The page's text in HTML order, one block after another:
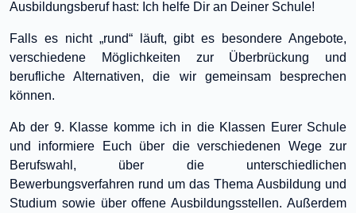
Ausbildungsberuf hast: Ich helfe Dir an Deiner Schule!
Falls es nicht „rund“ läuft, gibt es besondere Angebote,
verschiedene Möglichkeiten zur Überbrückung und
berufliche Alternativen, die wir gemeinsam besprechen
können.
Ab der 9. Klasse komme ich in die Klassen Eurer Schule
und informiere Euch über die verschiedenen Wege zur
Berufswahl, über die unterschiedlichen
Bewerbungsverfahren rund um das Thema Ausbildung und
Studium sowie über offene Ausbildungsstellen. Außerdem